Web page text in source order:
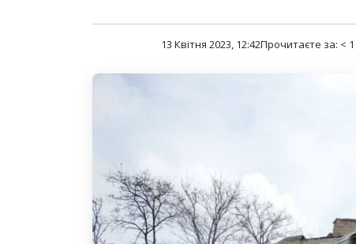
13 Квітня 2023, 12:42Прочитаєте за: < 1